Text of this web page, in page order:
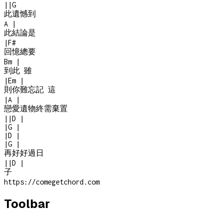
| |G
此遺憾到
A
|
此結論是
|F#
回憶總要
Bm
|
到此 雖
|Em
|
則你難忘記 這
|A
|
戀愛遺物終需棄置
| |D
|
|G
|
|D
|
|G
|
再好好過日
| |D
|
子
https://comegetchord.com
Toolbar